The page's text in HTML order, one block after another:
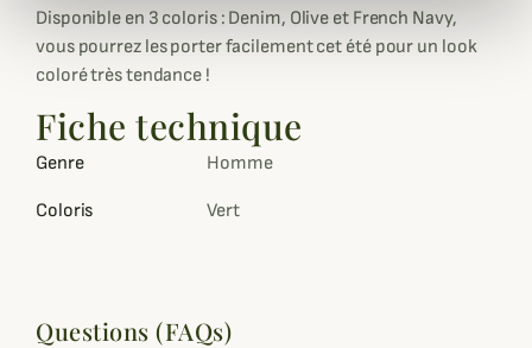
Disponible en 3 coloris : Denim, Olive et French Navy,
vous pourrez les porter facilement cet été pour un look
coloré très tendance !
Fiche technique
Genre Homme
Coloris Vert
Questions (FAQs)